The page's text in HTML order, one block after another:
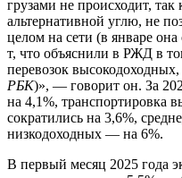
грузами не происходит, так
альтернативной углю, не
целом на сети (в январе
т, что объяснили в РЖД в
перевозок
РБК)», — говорит он. За
на 4,1%, транспортировка
сократились на 3,6%,
низкодоходных — на 6%.
В первый месяц 2025 года